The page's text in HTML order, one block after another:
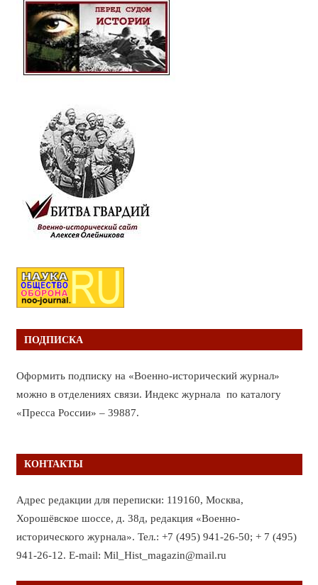
ПОДПИСКА
Оформить подписку на «Военно-исторический журнал»
можно в отделениях связи. Индекс журнала по каталогу
«Пресса России» – 39887.
КОНТАКТЫ
Адрес редакции для переписки: 119160, Москва,
Хорошёвское шоссе, д. 38д, редакция «Военно-
исторического журнала». Тел.: +7 (495) 941-26-50; + 7 (495)
941-26-12. E-mail: Mil_Hist_magazin@mail.ru